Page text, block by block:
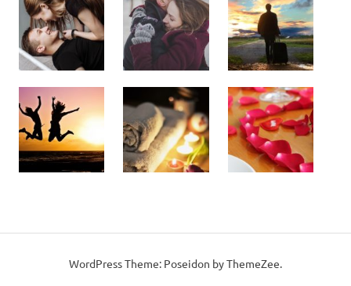
WordPress Theme: Poseidon by ThemeZee.